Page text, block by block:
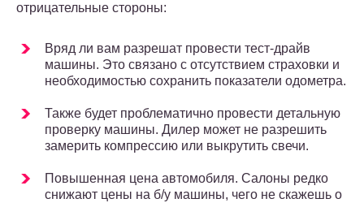
отрицательные стороны:
Вряд ли вам разрешат провести тест-драйв
машины. Это связано с отсутствием страховки и
необходимостью сохранить показатели одометра.
Также будет проблематично провести детальную
проверку машины. Дилер может не разрешить
замерить компрессию или выкрутить свечи.
Повышенная цена автомобиля. Салоны редко
снижают цены на б/у машины, чего не скажешь о